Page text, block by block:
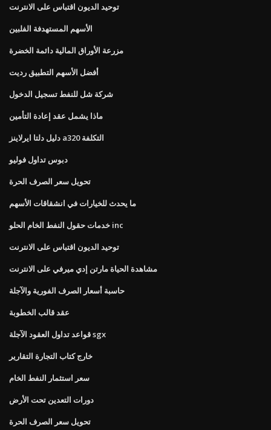
توحيد الديون اقتباس على الانترنت
الأسهم المستهدفة الفلبين
مزرعة الأوراق المالية دائمة الخضرة
أفضل الأسهم التطبيق رديت
شركة شل للنفط تسجيل الدخول
ماذا يشمل عقد إعادة التأمين
دليل دلتا ايرلاينز a320 التكلفة
دبوس تداول فوليو
تحويل سعر الصرف الحرة
ما يحدث للخيارات في انشقاقات الأسهم
خدمات حقول النفط الخام الحلو inc
توحيد الديون اقتباس على الانترنت
مشاهدة الحياة مارتن إدي ميرفي على الانترنت
حاسبة أسعار الصرف الفورية والآجلة
عقد قالب الخطوبة
قواعد تداول العقود الآجلة sgx
خارج كتاب التجارة التقارير
سعر استثمار النفط الخام
دورات التعدين تحت الأرض
تحويل سعر الصرف الحرة